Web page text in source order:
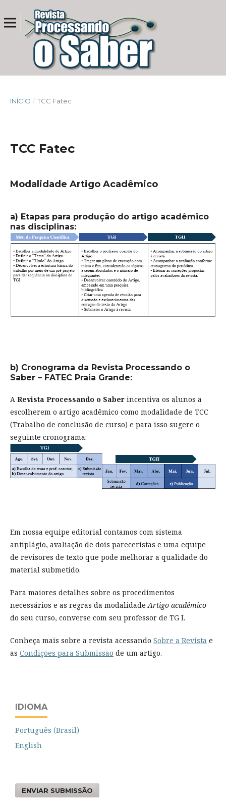
INÍCIO / TCC Fatec
TCC Fatec
Modalidade Artigo Acadêmico
a) Etapas para produção do artigo acadêmico
nas disciplinas:
b) Cronograma da Revista Processando o
Saber – FATEC Praia Grande:
A Revista Processando o Saber incentiva os alunos a
escolherem o artigo acadêmico como modalidade de TCC
(Trabalho de conclusão de curso) e para isso sugere o
seguinte cronograma:
Em nossa equipe editorial contamos com sistema
antiplágio, avaliação de dois pareceristas e uma equipe
de revisores de texto que pode melhorar a qualidade do
material submetido.
Para maiores detalhes sobre os procedimentos
necessários e as regras da modalidadeArtigo acadêmico
do seu curso, converse com seu professor de TG I.
Conheça mais sobre a revista acessando Sobre a Revista e
as Condições para Submissão de um artigo.
IDIOMA
Português (Brasil)
English
ENVIAR SUBMISSÃO